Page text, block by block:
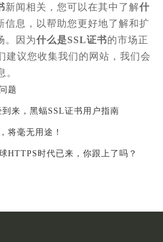
新闻相关，您可以在其中了解什
信息，以帮助您更好地了解和扩
。因为什么是SSL证书的市场正
建议您收集我们的网站，我们会
。
题
来，黑蝠SSL证书用户指南
将毫无用途！
HTTPS时代已来，你跟上了吗？